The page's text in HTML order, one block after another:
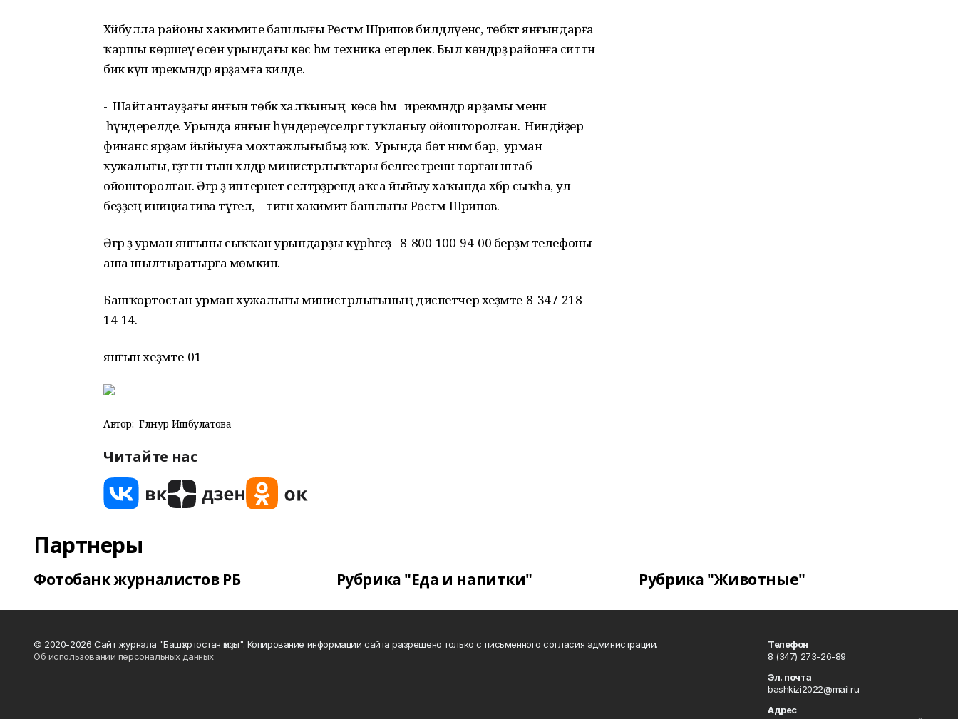
Хәйбулла районы хакимиәте башлығы Рөстәм Шәрипов билдәләүенсә, төбәктә янғындарға
ҡаршы көрәшеү өсөн урындағы көс һәм техника етерлек. Был көндәрҙә районға ситтән
бик күп ирекмәндәр ярҙамға килде.
- Шайтантауҙағы янғын төбәк халҡының көсө һәм ирекмәндәр ярҙамы менән
һүндерелде. Урында янғын һүндереүселәргә туҡланыу ойошторолған. Ниндәйҙер
финанс ярҙам йыйыуға мохтажлығыбыҙ юҡ. Урында бөтә нимә бар, урман
хужалығы, ғәҙәттән тыш хәлдәр министрлыҡтары белгестәренән торған штаб
ойошторолған. Әгәр ҙә интернет селтәрҙәрендә аҡса йыйыу хаҡында хәбәр сыҡһа, ул
беҙҙең инициатива түгел, - тигән хакимиәт башлығы Рөстәм Шәрипов.
Әгәр ҙә урман янғыны сыҡҡан урындарҙы күрһәгеҙ- 8-800-100-94-00 берҙәм телефоны
аша шылтыратырға мөмкин.
Башҡортостан урман хужалығы министрлығының диспетчер хеҙмәте-8-347-218-
14-14.
янғын хеҙмәте-01
Автор: Гөлнур Ишбулатова
Читайте нас
Партнеры
Фотобанк журналистов РБ Рубрика "Еда и напитки" Рубрика "Животные"
© 2020-2026 Сайт журнала "Башҡортостан ҡыҙы". Копирование информации сайта разрешено только с письменного согласия администрации.
Об использовании персональных данных
Телефон
8 (347) 273-26-89
Эл. почта
bashkizi2022@mail.ru
Адрес